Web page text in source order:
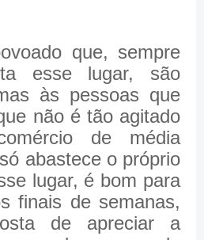
que, sempre
esse lugar, são
às pessoas que
não é tão agitado
de média
abastece o próprio
lugar, é bom para
finais de semanas,
de apreciar a